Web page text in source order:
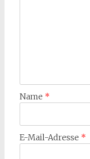
Name *
E-Mail-Adresse *